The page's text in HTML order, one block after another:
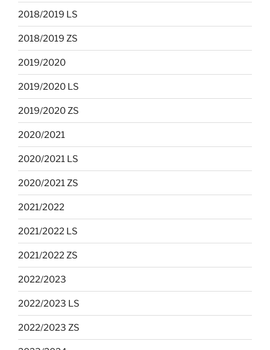
2018/2019 LS
2018/2019 ZS
2019/2020
2019/2020 LS
2019/2020 ZS
2020/2021
2020/2021 LS
2020/2021 ZS
2021/2022
2021/2022 LS
2021/2022 ZS
2022/2023
2022/2023 LS
2022/2023 ZS